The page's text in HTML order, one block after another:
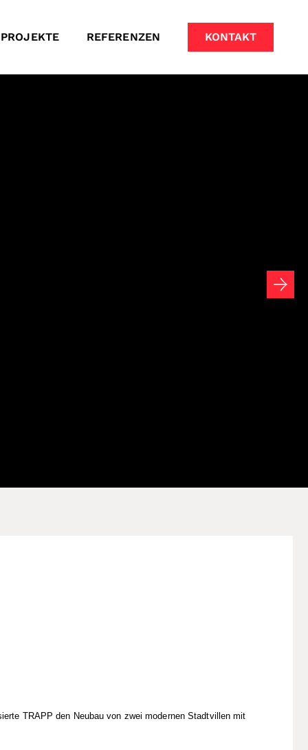
PROJEKTE REFERENZEN KONTAKT
TRAPP den Neubau von zwei modernen Stadtvillen mit